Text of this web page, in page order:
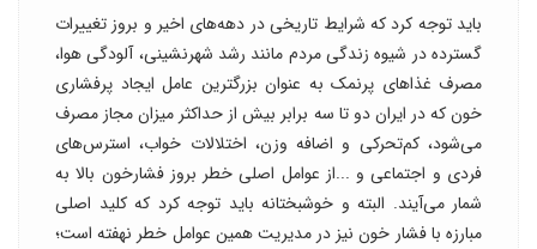
باید توجه کرد که شرایط تاریخی در دهه‌های اخیر و بروز تغییرات
گسترده در شیوه زندگی مردم مانند رشد شهرنشینی، آلودگی هوا،
مصرف غذاهای پرنمک به عنوان بزرگترین عامل ایجاد پرفشاری
خون که در ایران دو تا سه برابر بیش از حداکثر میزان مجاز مصرف
می‌شود، کم­‌تحرکی و اضافه وزن، اختلالات خواب، استرس­‌های
فردی و اجتماعی و ...از عوامل اصلی خطر بروز فشارخون بالا به
شمار می‌آیند. البته و خوشبختانه باید توجه کرد که کلید اصلی
مبارزه با فشار خون نیز در مدیریت همین عوامل خطر نهفته است؛